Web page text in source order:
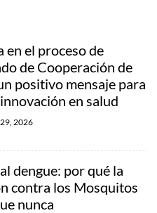
en el proceso de
de Cooperación de
positivo mensaje para
en salud
2026
dengue: por qué la
contra los Mosquitos
nunca